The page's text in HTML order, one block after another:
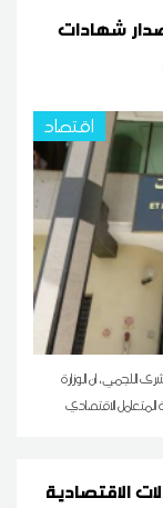
شهادات
اقتصاد
اللجمي، ان الوزارة
المتعامل الاقتصادي
الاقتصادية